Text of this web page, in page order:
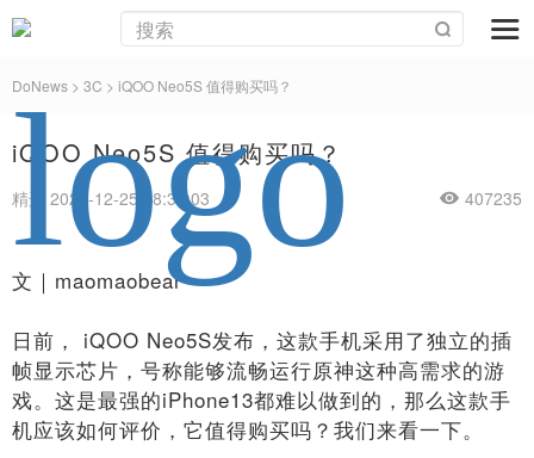
DoNews > 3C > iQOO Neo5S 值得购买吗？
iQOO Neo5S 值得购买吗？
精选 2021-12-25 18:34:03 407235
文｜maomaobear
日前， iQOO Neo5S发布，这款手机采用了独立的插
帧显示芯片，号称能够流畅运行原神这种高需求的游
戏。这是最强的iPhone13都难以做到的，那么这款手
机应该如何评价，它值得购买吗？我们来看一下。